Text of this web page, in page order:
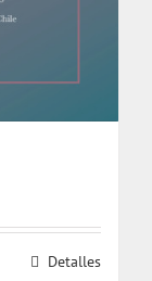
Detalles